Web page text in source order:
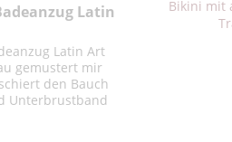
Latin
Latin Art
gemustert mir
den Bauch
Unterbrustband